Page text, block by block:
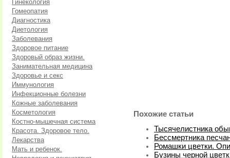
Гинекология
Гомеопатия
Диагностика
Диетология
Заболевания
Здоровое питание
Здоровый образ жизни.
Занимательная медицина
Здоровье и секс
Иммунология
Инфекционные болезни
Кожные заболевания
Косметология
Костно-мышечная система
Красота. Здоровое тело.
Лекарства
Мать и ребенок.
Похожие статьи
Тысячелистника
Бессмертника
Ромашки цветки.
Бузины черной